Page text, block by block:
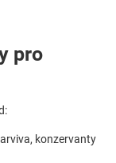
pro
konzervanty